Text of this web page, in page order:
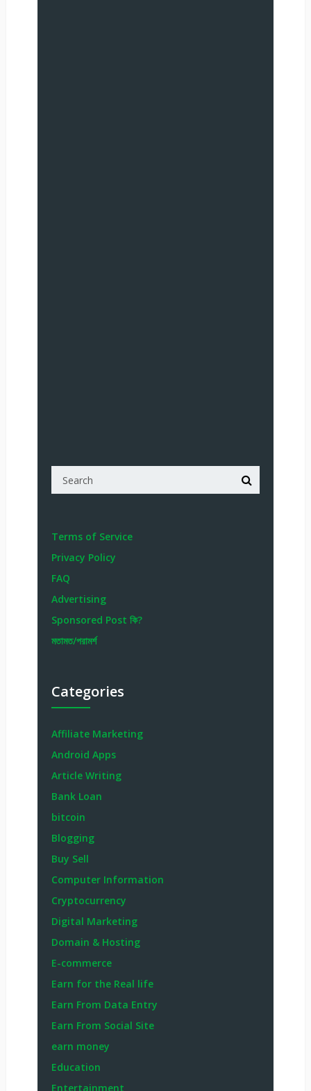
Terms of Service
Privacy Policy
FAQ
Advertising
Sponsored Post কি?
মতামত/পরামর্শ
Categories
Affiliate Marketing
Android Apps
Article Writing
Bank Loan
bitcoin
Blogging
Buy Sell
Computer Information
Cryptocurrency
Digital Marketing
Domain & Hosting
E-commerce
Earn for the Real life
Earn From Data Entry
Earn From Social Site
earn money
Education
Entertainment